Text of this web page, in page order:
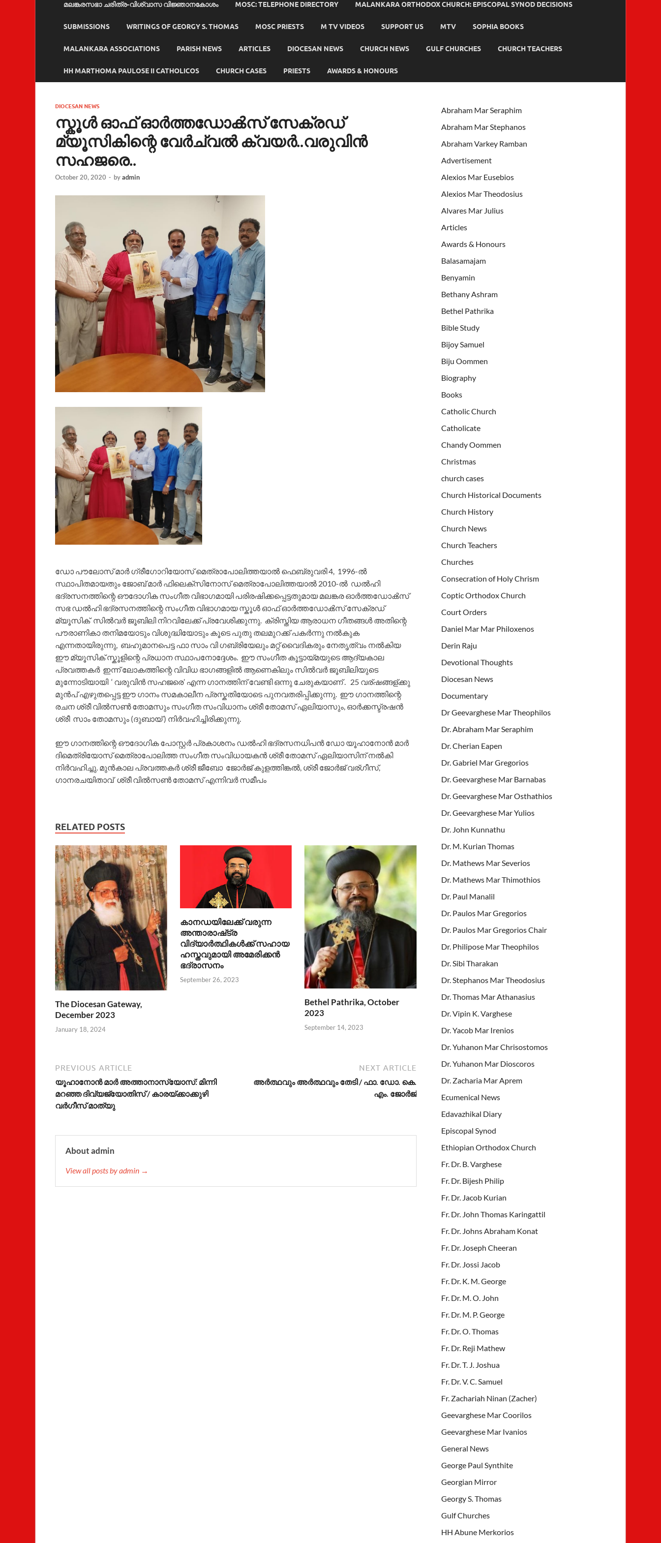
മലങ്കരസഭാ ചരിത്ര-വിശ്വാസ വിജ്ഞാനകോശം MOSC: TELEPHONE DIRECTORY MALANKARA ORTHODOX CHURCH: EPISCOPAL SYNOD DECISIONS
SUBMISSIONS WRITINGS OF GEORGY S. THOMAS MOSC PRIESTS M TV VIDEOS SUPPORT US MTV SOPHIA BOOKS
MALANKARA ASSOCIATIONS PARISH NEWS ARTICLES DIOCESAN NEWS CHURCH NEWS GULF CHURCHES CHURCH TEACHERS
HH MARTHOMA PAULOSE II CATHOLICOS CHURCH CASES PRIESTS AWARDS & HONOURS
DIOCESAN NEWS
സ്കൂൾ ഓഫ് ഓർത്തഡോൿസ് സേക്രഡ്
മ്യൂസികിന്റെ വേർച്വൽ ക്വയർ..വരുവിൻ
സഹജരെ..
October 20, 2020 - byadmin
ഡോ പൗലോസ് മാർ ഗ്രീഗോറിയോസ് മെത്രാപോലിത്തയാൽ ഫെബ്രുവരി 4, 1996-ൽ
സ്ഥാപിതമായതും ജോബ് മാർ ഫിലെക്സിനോസ് മെത്രാപോലിത്തയാൽ 2010-ൽ ഡൽഹി
ഭദ്രസനത്തിന്റെ ഔദോഗിക സംഗീത വിഭാഗമായി പരിരഷിക്കപ്പെട്ടതുമായ മലങ്കര ഓർത്തഡോൿസ്
സഭ ഡൽഹി ഭദ്രസനത്തിന്റെ സംഗീത വിഭാഗമായ സ്കൂൾ ഓഫ് ഓർത്തഡോൿസ് സേക്രഡ്
മ്യൂസിക് സിൽവർ ജൂബിലി നിറവിലേക്ക് പ്രവേശിക്കുന്നു. ക്രിസ്തിയ ആരാധന ഗീതങ്ങൾ അതിന്റെ
പൗരാണികാ തനിമയോടും വിശുദ്ധിയോടും കൂടെ പുതു തലമുറക്ക് പകർന്നു നൽകുക
എന്നതായിരുന്നു, ബഹുമാനപെട്ട ഫാ സാം വി ഗബ്രിയേലും മറ്റ് വൈദികരും നേതൃത്വം നൽകിയ
ഈ മ്യൂസിക് സ്കൂളിന്റെ പ്രധാന സ്ഥാപനോദ്ദേശം. ഈ സംഗീത കൂട്ടായ്മയുടെ ആദ്യകാല
പ്രവത്തകർ ഇന്ന് ലോകത്തിന്റെ വിവിധ ഭാഗങ്ങളിൽ ആണെകിലും സിൽവർ ജൂബിലിയുടെ
മുന്നോടിയായി ‘ വരുവിൻ സഹജരെ’ എന്ന ഗാനത്തിന് വേണ്ടി ഒന്നു ചേരുകയാണ് . 25 വര്ഷങ്ങള്ക്കു
മുൻപ് എഴുതപ്പെട്ട ഈ ഗാനം സമകാലീന പ്രസ്കതിയോടെ പുനവതരിപ്പിക്കുന്നു. ഈ ഗാനത്തിന്റെ
രചന ശ്രീ വിൽ‌സൺ തോമസും സംഗീത സംവിധാനം ശ്രീ തോമസ് ഏലിയാസും, ഓർക്കസ്ട്രഷൻ
ശ്രീ സാം തോമസും (ദുബായ് ) നിർവഹിച്ചിരിക്കുന്നു.
ഈ ഗാനത്തിന്റെ ഔദോഗിക പോസ്റ്റർ പ്രകാശനം ഡൽഹി ഭദ്രസനധിപൻ ഡോ യൂഹാനോൻ മാർ
ദിമെത്രിയോസ് മെത്രാപോലിത്ത സംഗീത സംവിധായകൻ ശ്രീ തോമസ് ഏലിയാസിന് നൽകി
നിർവഹിച്ചു. മുൻകാല പ്രവത്തകർ ശ്രീ ജീബോ ജോർജ് കുളത്തിങ്കൽ, ശ്രീ ജോർജ് വര്ഗീസ്‌,
ഗാനരചയിതാവ് ശ്രീ വിൽ‌സൺ തോമസ് എന്നിവർ സമീപം
RELATED POSTS
The Diocesan Gateway,
December 2023
January 18, 2024
കാനഡയിലേക്ക് വരുന്ന
അന്താരാഷ്‌ട്ര
വിദ്യാർത്ഥികൾക്ക് സഹായ
ഹസ്തവുമായി അമേരിക്കൻ
ഭദ്രാസനം
September 26, 2023
Bethel Pathrika, October
2023
September 14, 2023
PREVIOUS ARTICLE
യൂഹാനോന്‍ മാര്‍ അത്താനാസ്യോസ്: മിന്നി
മറഞ്ഞ ദിവ്യജ്യോതിസ് / കാരയ്ക്കാക്കുഴി
വര്‍ഗീസ് മാത്യു
NEXT ARTICLE
അര്‍ത്ഥവും അര്‍ത്ഥവും തേടി / ഫാ. ഡോ. കെ.
എം. ജോര്‍ജ്
About admin
View all posts by admin →
Abraham Mar Seraphim
Abraham Mar Stephanos
Abraham Varkey Ramban
Advertisement
Alexios Mar Eusebios
Alexios Mar Theodosius
Alvares Mar Julius
Articles
Awards & Honours
Balasamajam
Benyamin
Bethany Ashram
Bethel Pathrika
Bible Study
Bijoy Samuel
Biju Oommen
Biography
Books
Catholic Church
Catholicate
Chandy Oommen
Christmas
church cases
Church Historical Documents
Church History
Church News
Church Teachers
Churches
Consecration of Holy Chrism
Coptic Orthodox Church
Court Orders
Daniel Mar Mar Philoxenos
Derin Raju
Devotional Thoughts
Diocesan News
Documentary
Dr Geevarghese Mar Theophilos
Dr. Abraham Mar Seraphim
Dr. Cherian Eapen
Dr. Gabriel Mar Gregorios
Dr. Geevarghese Mar Barnabas
Dr. Geevarghese Mar Osthathios
Dr. Geevarghese Mar Yulios
Dr. John Kunnathu
Dr. M. Kurian Thomas
Dr. Mathews Mar Severios
Dr. Mathews Mar Thimothios
Dr. Paul Manalil
Dr. Paulos Mar Gregorios
Dr. Paulos Mar Gregorios Chair
Dr. Philipose Mar Theophilos
Dr. Sibi Tharakan
Dr. Stephanos Mar Theodosius
Dr. Thomas Mar Athanasius
Dr. Vipin K. Varghese
Dr. Yacob Mar Irenios
Dr. Yuhanon Mar Chrisostomos
Dr. Yuhanon Mar Dioscoros
Dr. Zacharia Mar Aprem
Ecumenical News
Edavazhikal Diary
Episcopal Synod
Ethiopian Orthodox Church
Fr. Dr. B. Varghese
Fr. Dr. Bijesh Philip
Fr. Dr. Jacob Kurian
Fr. Dr. John Thomas Karingattil
Fr. Dr. Johns Abraham Konat
Fr. Dr. Joseph Cheeran
Fr. Dr. Jossi Jacob
Fr. Dr. K. M. George
Fr. Dr. M. O. John
Fr. Dr. M. P. George
Fr. Dr. O. Thomas
Fr. Dr. Reji Mathew
Fr. Dr. T. J. Joshua
Fr. Dr. V. C. Samuel
Fr. Zachariah Ninan (Zacher)
Geevarghese Mar Coorilos
Geevarghese Mar Ivanios
General News
George Paul Synthite
Georgian Mirror
Georgy S. Thomas
Gulf Churches
HH Abune Merkorios